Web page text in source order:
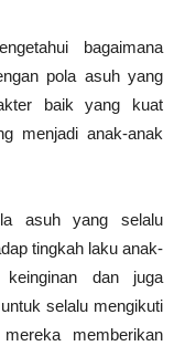
bagaimana
pola asuh yang
baik yang kuat
menjadi anak-anak
asuh yang selalu
tingkah laku anak-
dan juga
selalu mengikuti
memberikan